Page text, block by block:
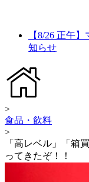
【8/26 正午
知らせ
>
食品・飲料
>
「高レベル」「箱
ってきたぞ！！